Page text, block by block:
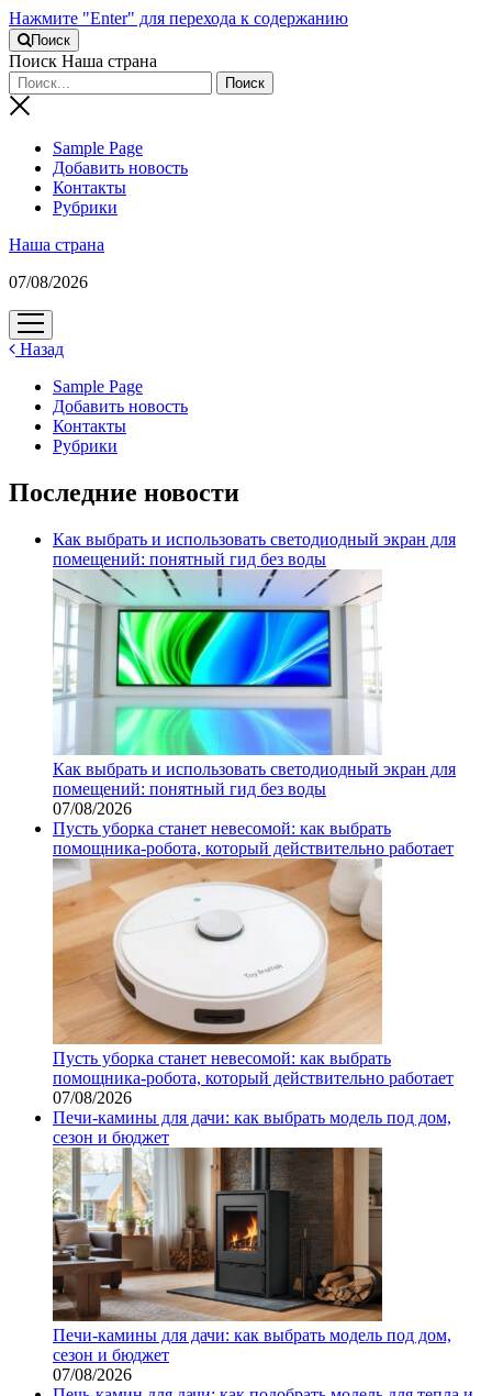
Нажмите "Enter" для перехода к содержанию
Поиск
Поиск Наша страна
Sample Page
Добавить новость
Контакты
Рубрики
Наша страна
07/08/2026
открыть
меню
Назад
Sample Page
Добавить новость
Контакты
Рубрики
Последние новости
Как выбрать и использовать светодиодный экран для
помещений: понятный гид без воды
Как выбрать и использовать светодиодный экран для
помещений: понятный гид без воды
07/08/2026
Пусть уборка станет невесомой: как выбрать
помощника‑робота, который действительно работает
Пусть уборка станет невесомой: как выбрать
помощника‑робота, который действительно работает
07/08/2026
Печи-камины для дачи: как выбрать модель под дом,
сезон и бюджет
Печи-камины для дачи: как выбрать модель под дом,
сезон и бюджет
07/08/2026